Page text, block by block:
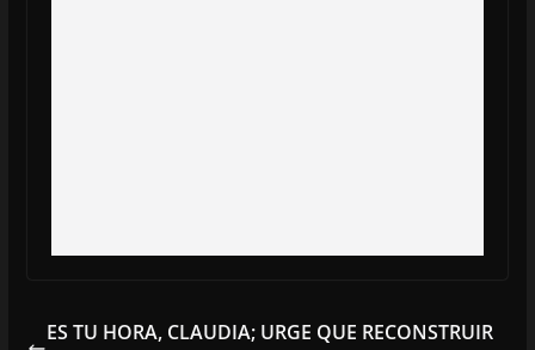
ES TU HORA, CLAUDIA; URGE QUE RECONSTRUIR